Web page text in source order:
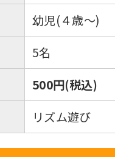
幼児(４歳～)
5名
500円(税込)
リズム遊び